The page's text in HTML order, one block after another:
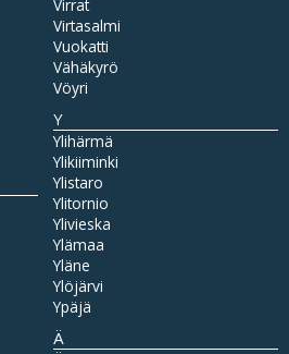
Virrat
Virtasalmi
Vuokatti
Vähäkyrö
Vöyri
Y
Ylihärmä
Ylikiiminki
Ylistaro
Ylitornio
Ylivieska
Ylämaa
Yläne
Ylöjärvi
Ypäjä
Ä